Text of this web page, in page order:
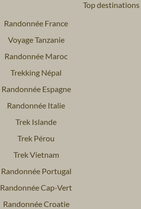
Top destinations
Randonnée France
Voyage Tanzanie
Randonnée Maroc
Trekking Népal
Randonnée Espagne
Randonnée Italie
Trek Islande
Trek Pérou
Trek Vietnam
Randonnée Portugal
Randonnée Cap-Vert
Randonnée Croatie